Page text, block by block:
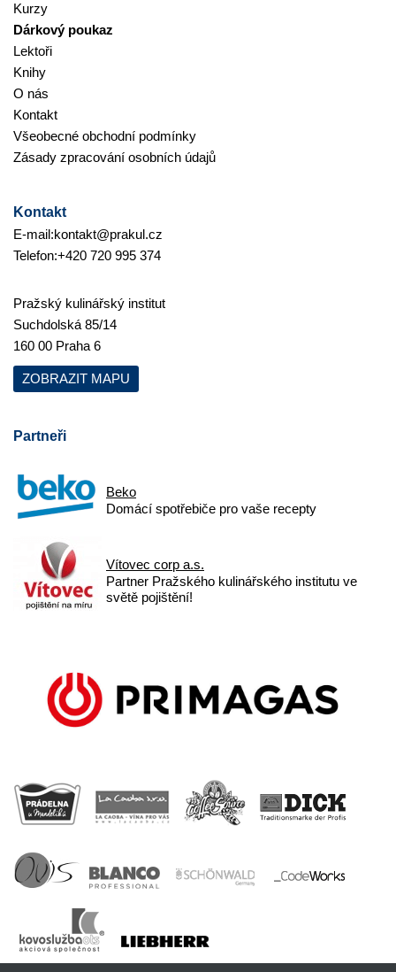
Kurzy
Dárkový poukaz
Lektoři
Knihy
O nás
Kontakt
Všeobecné obchodní podmínky
Zásady zpracování osobních údajů
Kontakt
E-mail:kontakt@prakul.cz
Telefon:+420 720 995 374
Pražský kulinářský institut
Suchdolská 85/14
160 00 Praha 6
ZOBRAZIT MAPU
Partneři
Beko
Domácí spotřebiče pro vaše recepty
Vítovec corp a.s.
Partner Pražského kulinářského institutu ve
světě pojištění!